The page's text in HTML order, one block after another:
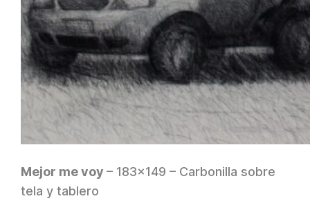
Mejor me voy – 183×149 – Carbonilla sobre
tela y tablero